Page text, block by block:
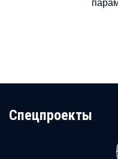
Cпецпроекты